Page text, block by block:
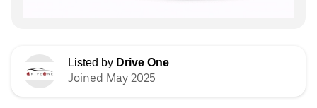
Listed by Drive One
Joined May 2025